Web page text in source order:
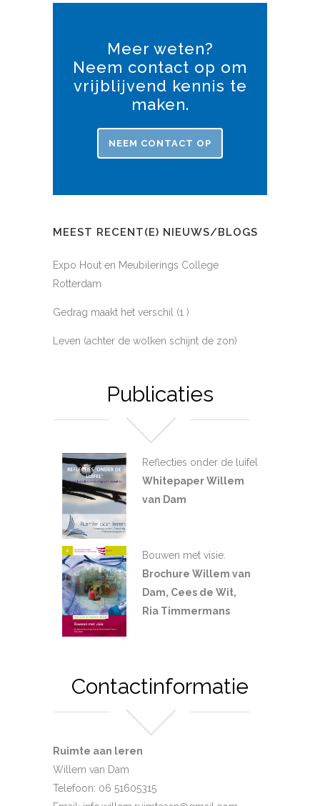
Meer weten?
Neem contact op om
vrijblijvend kennis te
maken.
NEEM CONTACT OP
MEEST RECENT(E) NIEUWS/BLOGS
Expo Hout en Meubilerings College
Rotterdam
Gedrag maakt het verschil (1 )
Leven (achter de wolken schijnt de zon)
Publicaties
Reflecties onder de luifel
Whitepaper Willem
van Dam
Bouwen met visie.
Brochure Willem van
Dam, Cees de Wit,
Ria Timmermans
Contactinformatie
Ruimte aan leren
Willem van Dam
Telefoon: 06 51605315